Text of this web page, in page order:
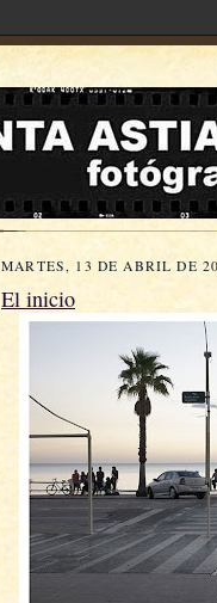
MARTES, 13 DE ABRIL DE
El inicio